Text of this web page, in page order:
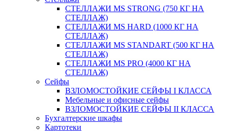
СТЕЛЛАЖИ MS STRONG (750 КГ НА
СТЕЛЛАЖ)
СТЕЛЛАЖИ MS HARD (1000 КГ НА
СТЕЛЛАЖ)
СТЕЛЛАЖИ MS STANDART (500 КГ НА
СТЕЛЛАЖ)
СТЕЛЛАЖИ MS PRO (4000 КГ НА
СТЕЛЛАЖ)
Сейфы
ВЗЛОМОСТОЙКИЕ СЕЙФЫ I КЛАССА
Мебельные и офисные сейфы
ВЗЛОМОСТОЙКИЕ СЕЙФЫ II КЛАССА
Бухгалтерские шкафы
Картотеки